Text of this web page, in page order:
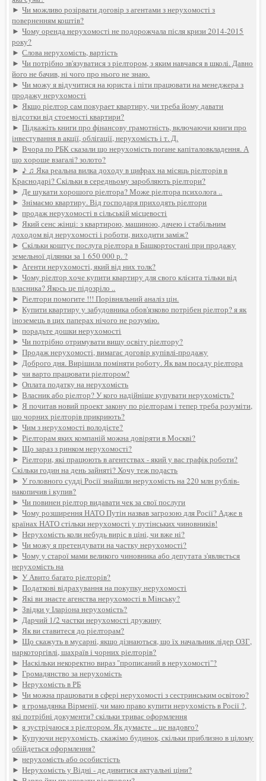
►Чи можливо розірвати договір з агентами з нерухомості з
поверненням коштів?
►Чому оренда нерухомості не подорожчала після кризи 2014-2015
року?
►Слова нерухомість, вартість
►Чи потрібно зв'язуватися з ріелтором, з яким навчався в школі. Давно
його не бачив, ні чого про нього не знаю.
►Чи можу я відучитися на юриста і піти працювати на менеджера з
продажу нерухомості
►Якщо ріелтор сам покурает квартиру, чи треба йому давати
відсотки від стоемості квартири?
►Підкажіть книги про фінансову грамотність, включаючи книги про
інвестування в акції, облігації, нерухомість і т. Д.
►Вчора по РБК сказали що нерухомість погане капіталовкладення. А
що хороше взагалі? золото?
► ♪ ♫ Яка реальна вилка доходу в цифрах на місяць ріелторів в
Краснодарі? Скільки в середньому заробляють ріелтори?
►Де шукати хорошого ріелтора? Може ріелтора психолога ..
►Знімаємо квартиру. Від господаря приходять ріелтори
►продаж нерухомості в сільській місцевості
►Який сенс жінці: з квартирою, машиною, дачею і стабільним
доходом від нерухомості і роботи, виходити заміж?
►Скільки коштує послуга ріелтора в Башкортостані при продажу
земельної ділянки за 1 650 000 р. ?
►Агенти нерухомості, який від них толк?
►Чому ріелтор хоче купити квартиру для свого клієнта тільки від
власника? Якось це підозріло ..
►Ріелтори помогите !!! Порівняльний аналіз цін.
►Купити квартиру у забудовника обов'язково потрібен ріелтор? я як
іноземець в цих паперах нічого не розумію.
►порадьте дошки нерухомості
►Чи потрібно отримувати вищу освіту ріелтору?
►Продаж нерухомості, вимагає договір купівлі-продажу
►Доброго дня. Вирішила поміняти роботу. Як вам посаду ріелтора
►чи варто працювати ріелтором?
►Оплата податку на нерухомість
►Власник або ріелтор? У кого надійніше купувати нерухомість?
►Я почитав новий проект закону по ріелторам і тепер треба розуміти,
що чорних ріелторів прикриють?
►Чим з нерухомості володієте?
►Ріелторам яких компаній можна довіряти в Москві?
►Що зараз з ринком нерухомості?
►Ріелтори, які працюють в агентствах - який у вас графік роботи?
Скільки годин на день зайняті? Хочу теж подасть
►У головного судді Росії знайшли нерухомість на 220 млн рублів-
накопичив і купив?
►Чи повинен ріелтор видавати чек за свої послуги
►Чому розширення НАТО Путін назвав загрозою для Росії? Адже в
країнах НАТО стільки нерухомості у путінських чиновників!
►Нерухомість коли небудь виріс в ціні, чи вже ні?
►Чи можу я претендувати на частку нерухомості?
►Чому у старої мами великого чиновника або депутата з'являється
нерухомість на
►У Авито багато ріелторів?
►Податкові відрахування на покупку нерухомості
►Які ви знаєте агенства нерухомості в Мінську?
►Звідки у Іларіона нерухомість?
►Дарчий 1/2 частки нерухомості дружину
►Як ви ставитеся до ріелторам?
►Що скажуть в мусарні, якщо дізнаються, що їх начальник лідер ОЗГ,
наркоторгівлі, шахраїв і чорних ріелторів?
►Наскільки некоректно вираз "прописаний в нерухомості"?
►Громадянство за нерухомість
►Нерухомість в РБ
►Чи можна працювати в сфері нерухомості з сестринським освітою?
►я громадянка Вірменії, чи маю право купити нерухомість в Росії ?,
які потрібні документи? скільки триває оформлення
►я зустрічаюся з ріелтором. Як думаєте .. це надовго?
►Купуючи нерухомість, скажімо будинок, скільки приблизно в цілому
обійдеться оформлення?
►нерухомість або особистість
►Нерухомість у Відні - де дивитися актуальні ціни?